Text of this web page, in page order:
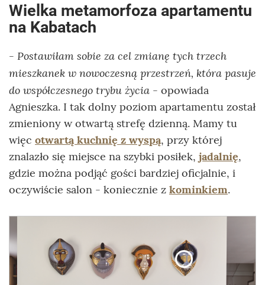
Wielka metamorfoza apartamentu
na Kabatach
- Postawiłam sobie za cel zmianę tych trzech
mieszkanek w nowoczesną przestrzeń, która pasuje
do współczesnego trybu życia - opowiada
Agnieszka. I tak dolny poziom apartamentu został
zmieniony w otwartą strefę dzienną. Mamy tu
więc otwartą kuchnię z wyspą, przy której
znalazło się miejsce na szybki posiłek, jadalnię,
gdzie można podjąć gości bardziej oficjalnie, i
oczywiście salon - koniecznie z kominkiem.